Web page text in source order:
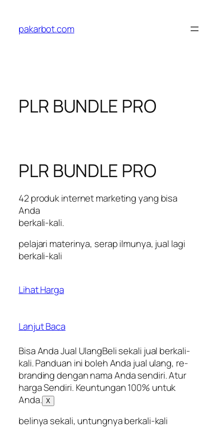
content
pakarbot.com
PLR BUNDLE PRO
PLR BUNDLE PRO
42 produk internet marketing yang bisa
Anda
berkali-kali.
pelajari materinya, serap ilmunya, jual lagi
berkali-kali
Lihat Harga
Lanjut Baca
Bisa Anda Jual UlangBeli sekali jual berkali-
kali. Panduan ini boleh Anda jual ulang, re-
branding dengan nama Anda sendiri. Atur
harga Sendiri. Keuntungan 100% untuk
Anda. X
belinya sekali, untungnya berkali-kali